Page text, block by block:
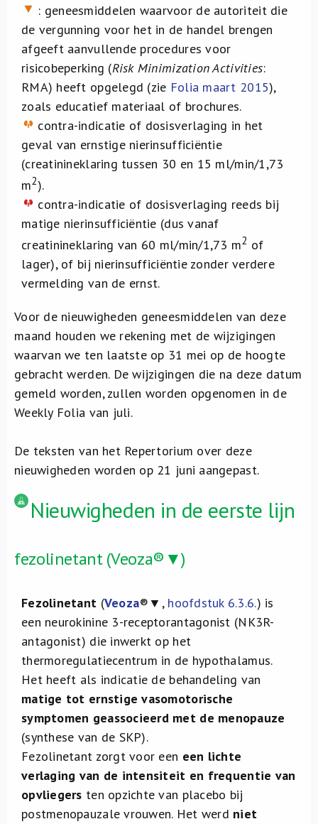
: geneesmiddelen waarvoor de autoriteit die
de vergunning voor het in de handel brengen
afgeeft aanvullende procedures voor
risicobeperking (Risk Minimization Activities:
RMA) heeft opgelegd (zie Folia maart 2015),
zoals educatief materiaal of brochures.
contra-indicatie of dosisverlaging in het
geval van ernstige nierinsufficiëntie
(creatinineklaring tussen 30 en 15 ml/min/1,73
m2).
contra-indicatie of dosisverlaging reeds bij
matige nierinsufficiëntie (dus vanaf
creatinineklaring van 60 ml/min/1,73 m2 of
lager), of bij nierinsufficiëntie zonder verdere
vermelding van de ernst.
Voor de nieuwigheden geneesmiddelen van deze
maand houden we rekening met de wijzigingen
waarvan we ten laatste op 31 mei op de hoogte
gebracht werden. De wijzigingen die na deze datum
gemeld worden, zullen worden opgenomen in de
Weekly Folia van juli.
De teksten van het Repertorium over deze
nieuwigheden worden op 21 juni aangepast.
Nieuwigheden in de eerste lijn
fezolinetant (Veoza®▼)
Fezolinetant (Veoza®▼, hoofdstuk 6.3.6.) is
een neurokinine 3-receptorantagonist (NK3R-
antagonist) die inwerkt op het
thermoregulatiecentrum in de hypothalamus.
Het heeft als indicatie de behandeling van
matige tot ernstige vasomotorische
symptomen geassocieerd met de menopauze
(synthese van de SKP).
Fezolinetant zorgt voor een een lichte
verlaging van de intensiteit en frequentie van
opvliegers ten opzichte van placebo bij
postmenopauzale vrouwen. Het werd niet